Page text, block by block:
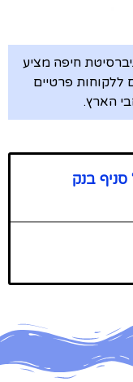
חיפה מציע
פרטיים
הארץ.
בנק